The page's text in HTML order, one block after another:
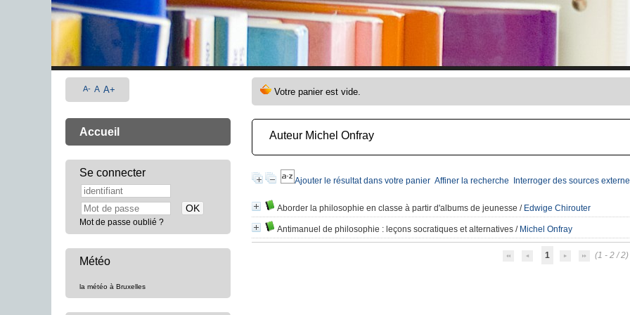
Auteur Michel Onfray
Ajouter le résultat dans votre panier Affiner la recherche Interroger des sources
Aborder la philosophie en classe à partir d'albums de jeunesse / Edwige Chirouter
Antimanuel de philosophie : leçons socratiques et alternatives/ Michel Onfray
1 (1 - 2 / 2)
A- A A+
Accueil
Se connecter
Mot de passe oublié ?
Météo
la météo à Bruxelles